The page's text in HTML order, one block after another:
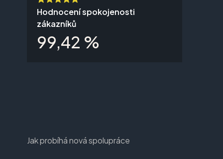
Hodnocení spokojenosti
zákazníků
99,42 %
Jak probíhá nová spolupráce